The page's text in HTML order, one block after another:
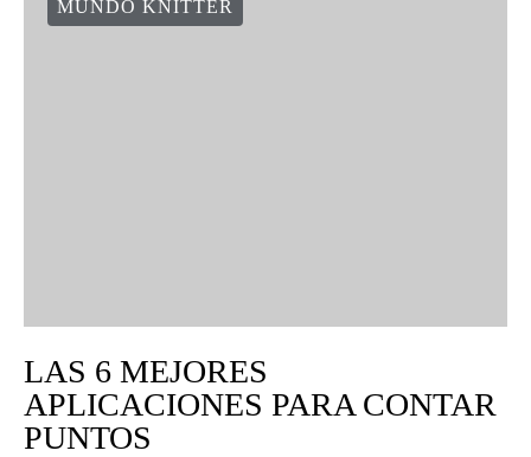
MUNDO KNITTER
LAS 6 MEJORES
APLICACIONES PARA CONTAR
PUNTOS